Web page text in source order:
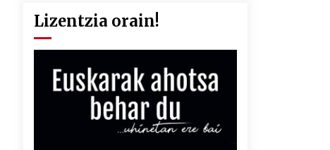
Lizentzia orain!